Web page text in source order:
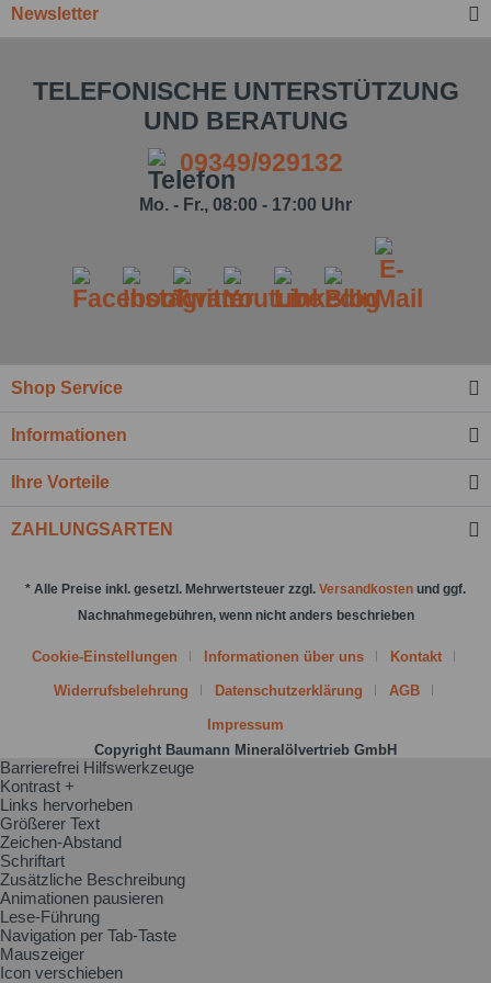
Ich habe dieDatenschutzbestimmungzur
Kenntnis genommen.*
Newsletter
TELEFONISCHE UNTERSTÜTZUNG
UND BERATUNG
09349/929132
Mo. - Fr., 08:00 - 17:00 Uhr
Shop Service
Informationen
Ihre Vorteile
ZAHLUNGSARTEN
* Alle Preise inkl. gesetzl. Mehrwertsteuer zzgl. Versandkosten und ggf.
Nachnahmegebühren, wenn nicht anders beschrieben
Cookie-Einstellungen Informationen über uns Kontakt
Widerrufsbelehrung Datenschutzerklärung AGB
Impressum
Copyright Baumann Mineralölvertrieb GmbH
Barrierefrei Hilfswerkzeuge
Kontrast +
Links hervorheben
Größerer Text
Zeichen-Abstand
Schriftart
Zusätzliche Beschreibung
Animationen pausieren
Lese-Führung
Navigation per Tab-Taste
Mauszeiger
Icon verschieben